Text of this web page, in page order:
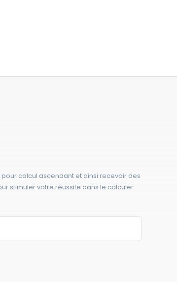
calcul ascendant et ainsi recevoir des
stimuler votre réussite dans le calculer